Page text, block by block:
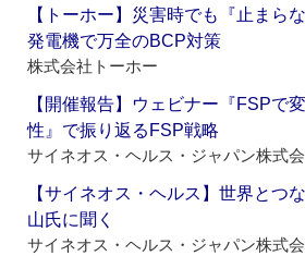
【トーホー】災害時でも『止まら
発電機で万全のBCP対策
株式会社トーホー
【開催報告】ウェビナー『FSPで
性』で振り返るFSP戦略
サイネオス・ヘルス・ジャパン株式
【サイネオス・ヘルス】世界と
山氏に聞く
サイネオス・ヘルス・ジャパン株式